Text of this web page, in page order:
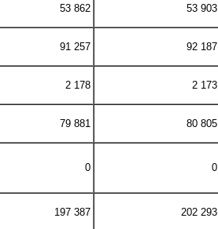
53 862 53 903
91 257 92 187
2 178 2 173
79 881 80 805
0 0
197 387 202 293